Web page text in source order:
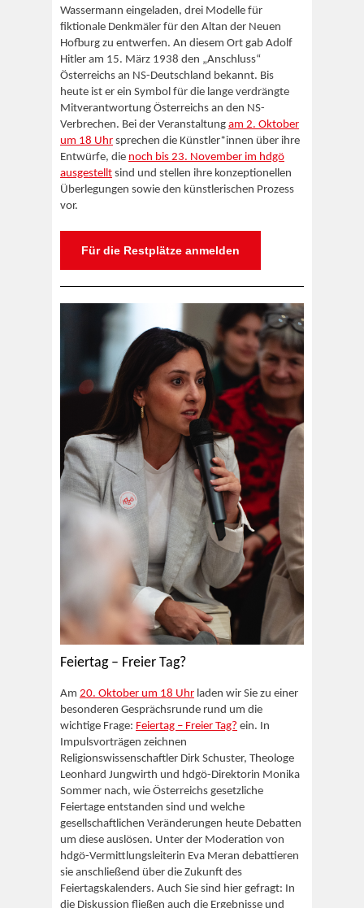
Wassermann eingeladen, drei Modelle für
fiktionale Denkmäler für den Altan der Neuen
Hofburg zu entwerfen. An diesem Ort gab Adolf
Hitler am 15. März 1938 den „Anschluss“
Österreichs an NS-Deutschland bekannt. Bis
heute ist er ein Symbol für die lange verdrängte
Mitverantwortung Österreichs an den NS-
Verbrechen. Bei der Veranstaltung am 2. Oktober
um 18 Uhr sprechen die Künstler*innen über ihre
Entwürfe, die noch bis 23. November im hdgö
ausgestellt sind und stellen ihre konzeptionellen
Überlegungen sowie den künstlerischen Prozess
vor.
Für die Restplätze anmelden
Feiertag – Freier Tag?
Am 20. Oktober um 18 Uhr laden wir Sie zu einer
besonderen Gesprächsrunde rund um die
wichtige Frage: Feiertag – Freier Tag? ein. In
Impulsvorträgen zeichnen
Religionswissenschaftler Dirk Schuster, Theologe
Leonhard Jungwirth und hdgö-Direktorin Monika
Sommer nach, wie Österreichs gesetzliche
Feiertage entstanden sind und welche
gesellschaftlichen Veränderungen heute Debatten
um diese auslösen. Unter der Moderation von
hdgö-Vermittlungsleiterin Eva Meran debattieren
sie anschließend über die Zukunft des
Feiertagskalenders. Auch Sie sind hier gefragt: In
die Diskussion fließen auch die Ergebnisse und